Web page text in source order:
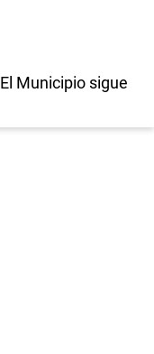
El Municipio sigue